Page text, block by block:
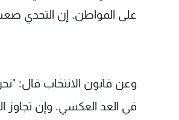
على المواطن. إن التحدي
وعن قانون الانتخاب قال: